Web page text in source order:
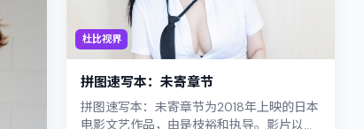
杜比视界
拼图速写本：未寄章节
拼图速写本：未寄章节为2018年上映的日本
电影文艺作品，由是枝裕和执导。影片以真